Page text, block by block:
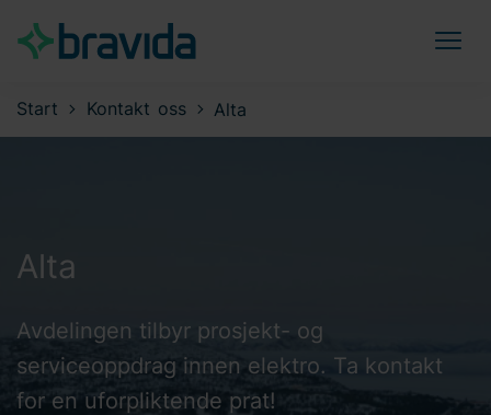
Start Kontakt oss Alta
Alta
Avdelingen tilbyr prosjekt- og
serviceoppdrag innen elektro. Ta kontakt
for en uforpliktende prat!